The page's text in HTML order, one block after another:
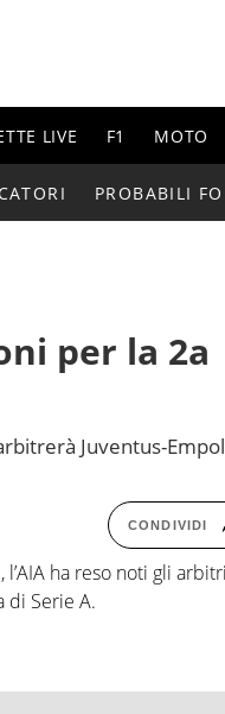
LIVE F1 MOTO
PROBABILI
per la 2a
Juventus-
CONDIVIDI
ha reso noti gli arbitri
di Serie A.